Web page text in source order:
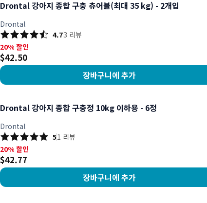
Drontal 강아지 종합 구충 츄어블(최대 35 kg) - 2개입
Drontal
4.73 리뷰
20% 할인, $42.50
20% 할인
$42.50
장바구니에 추가
Drontal 강아지 종합 구충정 10kg 이하용 - 6정
Drontal
51 리뷰
20% 할인, $42.77
20% 할인
$42.77
장바구니에 추가